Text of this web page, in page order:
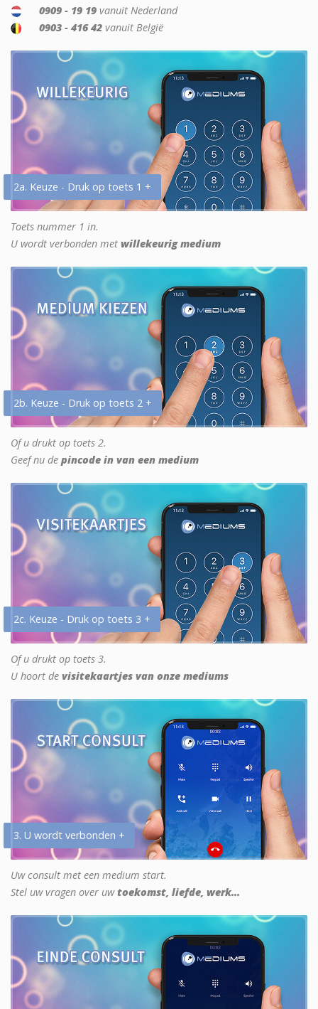
0909 - 19 19 vanuit Nederland
0903 - 416 42 vanuit België
2a. Keuze - Druk op toets 1 +
Toets nummer 1 in.
U wordt verbonden met willekeurig medium
2b. Keuze - Druk op toets 2 +
Of u drukt op toets 2.
Geef nu de pincode in van een medium
2c. Keuze - Druk op toets 3 +
Of u drukt op toets 3.
U hoort de visitekaartjes van onze mediums
3. U wordt verbonden +
Uw consult met een medium start.
Stel uw vragen over uwtoekomst, liefde, werk...